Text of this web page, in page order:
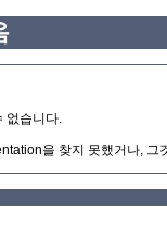
없습니다.
을 찾지 못했거나, 그